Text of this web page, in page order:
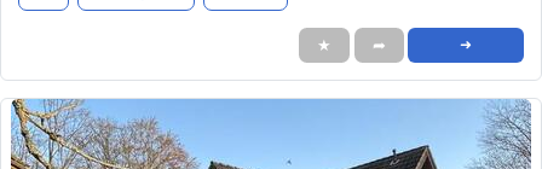
★ ➦ ➜